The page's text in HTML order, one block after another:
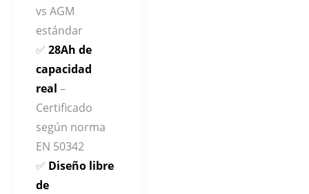
vs AGM
estándar
✅ 28Ah de
capacidad
real –
Certificado
según norma
EN 50342
✅ Diseño libre
de